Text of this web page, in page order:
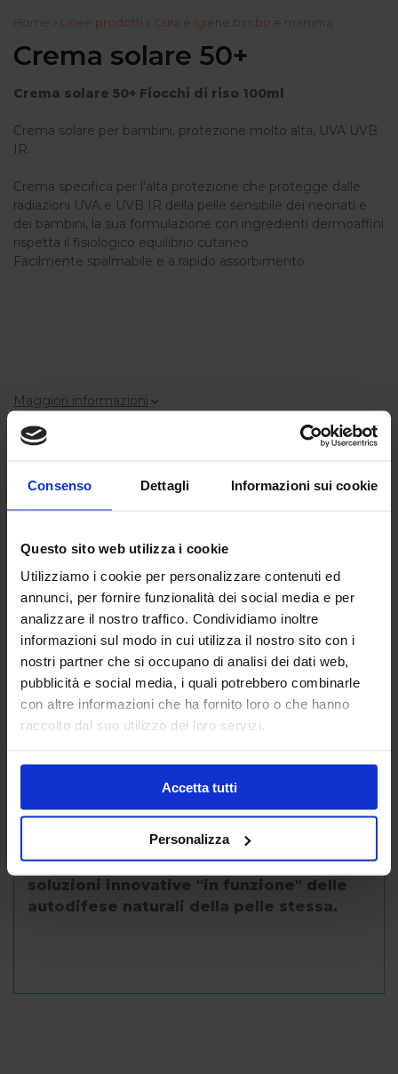
Consenso Dettagli Informazioni sui cookie
Questo sito web utilizza i cookie
Utilizziamo i cookie per personalizzare contenuti ed
annunci, per fornire funzionalità dei social media e per
analizzare il nostro traffico. Condividiamo inoltre
informazioni sul modo in cui utilizza il nostro sito con i
nostri partner che si occupano di analisi dei dati web,
pubblicità e social media, i quali potrebbero combinarle
con altre informazioni che ha fornito loro o che hanno
raccolto dal suo utilizzo dei loro servizi.
Accetta tutti
Personalizza
Home » Linee prodotti » Cura e igiene bimbo e mamma
Crema solare 50+
Crema solare 50+ Fiocchi di riso 100ml
Crema solare per bambini, protezione molto alta, UVA UVB
IR.
Crema specifica per l'alta protezione che protegge dalle
radiazioni UVA e UVB IR della pelle sensibile dei neonati e
dei bambini, la sua formulazione con ingredienti dermoaffini
rispetta il fisiologico equilibrio cutaneo.
Facilmente spalmabile e a rapido assorbimento.
Maggiori informazioni
Aggiungi al carrello
Caratteristiche
del tuo bambino e del suo benessere,
ogni prodotto rispetta il patrimonio della
crescita e sviluppo del bambino con
soluzioni innovative "in funzione" delle
autodifese naturali della pelle stessa.